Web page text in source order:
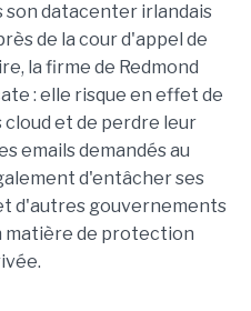
son datacenter irlandais
de la cour d'appel de
la firme de Redmond
: elle risque en effet de
et de perdre leur
emails demandés au
d'entâcher ses
d'autres gouvernements
matière de protection